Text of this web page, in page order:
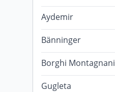
Aydemir
Bänninger
Borghi Montagnani
Gugleta